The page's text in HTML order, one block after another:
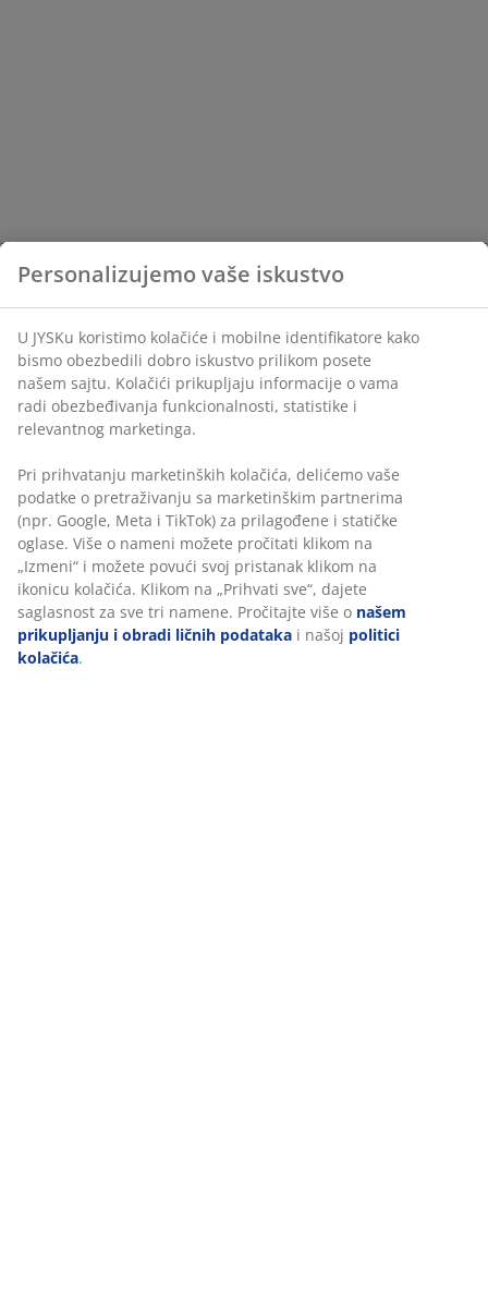
Personalizujemo vaše iskustvo
U JYSKu koristimo kolačiće i mobilne identifikatore kako
bismo obezbedili dobro iskustvo prilikom posete
našem sajtu. Kolačići prikupljaju informacije o vama
radi obezbeđivanja funkcionalnosti, statistike i
relevantnog marketinga.
Pri prihvatanju marketinških kolačića, delićemo vaše
podatke o pretraživanju sa marketinškim partnerima
(npr. Google, Meta i TikTok) za prilagođene i statičke
oglase. Više o nameni možete pročitati klikom na
„Izmeni“ i možete povući svoj pristanak klikom na
ikonicu kolačića. Klikom na „Prihvati sve“, dajete
saglasnost za sve tri namene. Pročitajte više o našem
prikupljanju i obradi ličnih podataka i našoj politici
kolačića.